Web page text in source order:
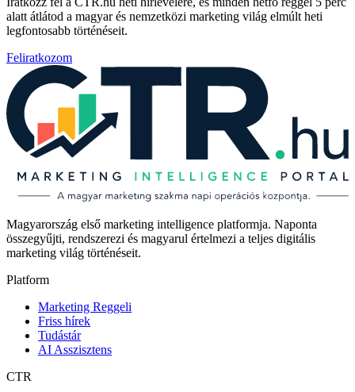
alatt átlátod a magyar és nemzetközi marketing világ elmúlt heti
legfontosabb történéseit.
Feliratkozom
Magyarország első marketing intelligence platformja. Naponta
összegyűjti, rendszerezi és magyarul értelmezi a teljes digitális
marketing világ történéseit.
Platform
Marketing Reggeli
Friss hírek
Tudástár
AI Asszisztens
CTR